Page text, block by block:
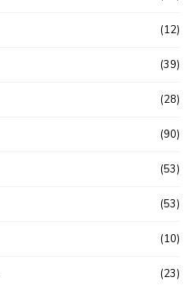
(12)
(39)
(28)
(90)
(53)
(53)
(10)
(23)